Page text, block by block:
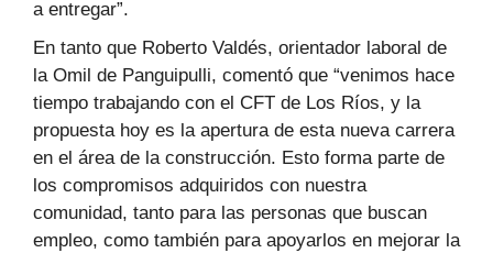
a entregar”.
En tanto que Roberto Valdés, orientador laboral de
la Omil de Panguipulli, comentó que “venimos hace
tiempo trabajando con el CFT de Los Ríos, y la
propuesta hoy es la apertura de esta nueva carrera
en el área de la construcción. Esto forma parte de
los compromisos adquiridos con nuestra
comunidad, tanto para las personas que buscan
empleo, como también para apoyarlos en mejorar la